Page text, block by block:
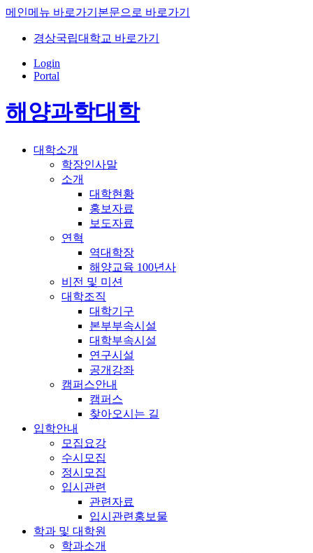
메인메뉴 바로가기 본문으로 바로가기
경상국립대학교 바로가기
Login
Portal
해양과학대학
대학소개
학장인사말
소개
대학현황
홍보자료
보도자료
연혁
역대학장
해양교육 100년사
비전 및 미션
대학조직
대학기구
본부부속시설
대학부속시설
연구시설
공개강좌
캠퍼스안내
캠퍼스
찾아오시는 길
입학안내
모집요강
수시모집
정시모집
입시관련
관련자료
입시관련홍보물
학과 및 대학원
학과소개